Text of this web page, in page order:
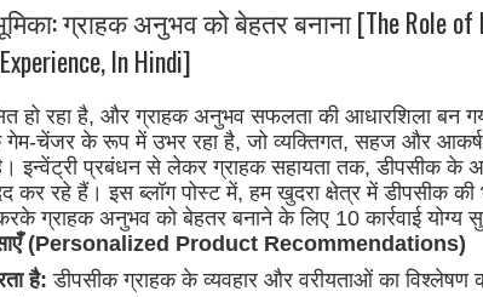
ग्राहक अनुभव को बेहतर बनाना [The Role of
In Hindi]
हो रहा है, और ग्राहक अनुभव सफलता की आधारशिला बन
गेम-चेंजर के रूप में उभर रहा है, जो व्यक्तिगत, सहज और
इन्वेंट्री प्रबंधन से लेकर ग्राहक सहायता तक, डीपसीक के
रहे हैं। इस ब्लॉग पोस्ट में, हम खुदरा क्षेत्र में डीपसीक की
ग्राहक अनुभव को बेहतर बनाने के लिए 10 कार्रवाई योग्य
(Personalized Product Recommendations)
है: डीपसीक ग्राहक के व्यवहार और वरीयताओं का